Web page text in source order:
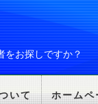
をお探しですか？
いて ホームペ